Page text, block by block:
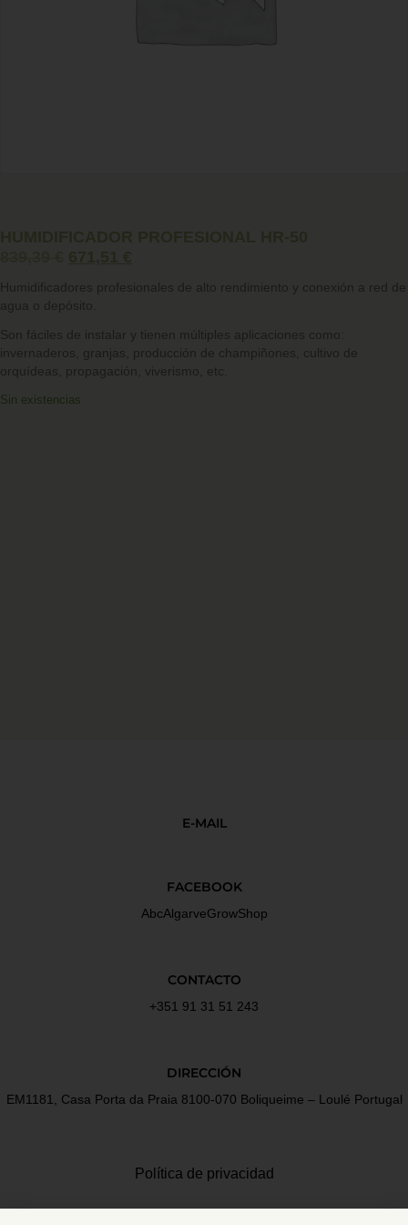
HUMIDIFICADOR PROFESIONAL HR-50
671,51 €
Humidificadores profesionales
de alto rendimiento y conexión a red de
agua o depósito.
Son fáciles de instalar y tienen múltiples aplicaciones como:
invernaderos, granjas, producción de champiñones, cultivo de
orquídeas, propagación, viverismo, etc.
Sin existencias
E-MAIL
FACEBOOK
AbcAlgarveGrowShop
CONTACTO
+351 91 31 51 243
DIRECCIÓN
EM1181, Casa Porta da Praia 8100-070 Boliqueime – Loulé Portugal
Política de privacidad